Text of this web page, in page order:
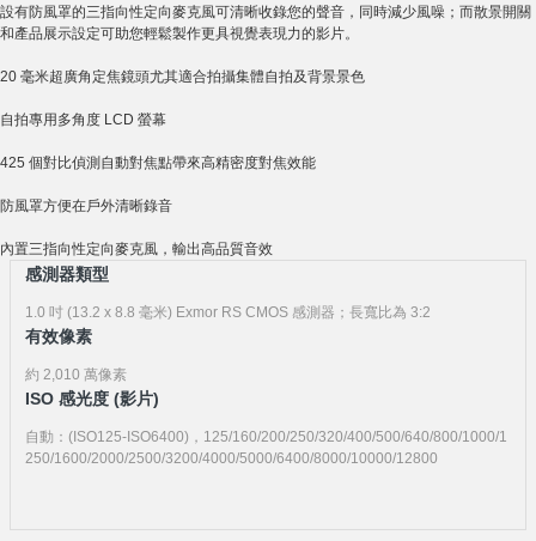
設有防風罩的三指向性定向麥克風可清晰收錄您的聲音，同時減少風噪；而散景開關
和產品展示設定可助您輕鬆製作更具視覺表現力的影片。
20 毫米超廣角定焦鏡頭尤其適合拍攝集體自拍及背景景色
自拍專用多角度 LCD 螢幕
425 個對比偵測自動對焦點帶來高精密度對焦效能
防風罩方便在戶外清晰錄音
內置三指向性定向麥克風，輸出高品質音效
感測器類型
1.0 吋 (13.2 x 8.8 毫米) Exmor RS CMOS 感測器；長寬比為 3:2
有效像素
約 2,010 萬像素
ISO 感光度 (影片)
自動：(ISO125-ISO6400)，125/160/200/250/320/400/500/640/800/1000/1
250/1600/2000/2500/3200/4000/5000/6400/8000/10000/12800